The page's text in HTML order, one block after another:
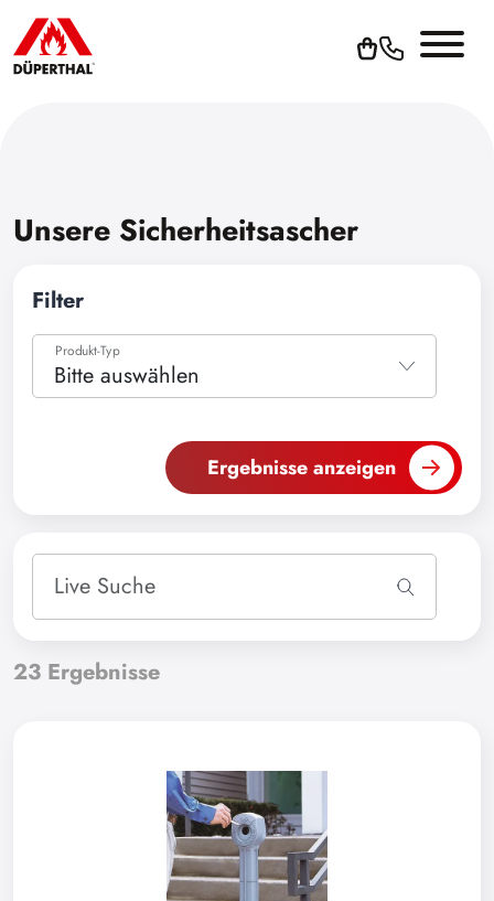
Unsere Sicherheitsascher
Filter
Bitte auswählen
Produkt-Typ
Ergebnisse anzeigen
23 Ergebnisse